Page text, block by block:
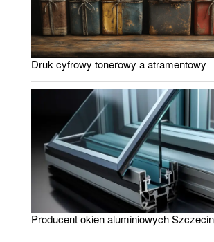
Druk cyfrowy tonerowy a atramentowy
Producent okien aluminiowych Szczecin